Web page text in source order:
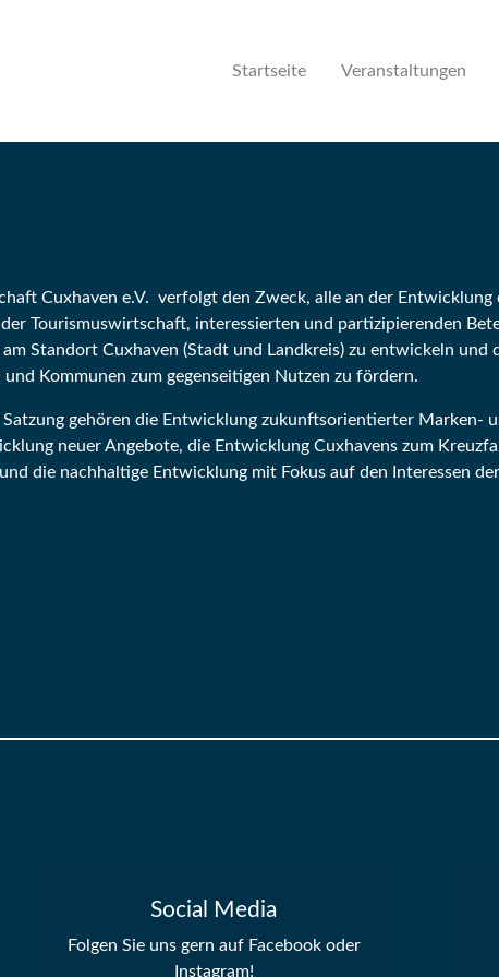
Startseite Veranstaltungen
Cuxhaven e.V. verfolgt den Zweck, alle an der Entwicklung
Tourismuswirtschaft, interessierten und partizipierenden
Standort Cuxhaven (Stadt und Landkreis) zu entwickeln und
Kommunen zum gegenseitigen Nutzen zu fördern.
Satzung gehören die Entwicklung zukunftsorientierter Marken-
neuer Angebote, die Entwicklung Cuxhavens zum
die nachhaltige Entwicklung mit Fokus auf den Interessen
Social Media
Folgen Sie uns gern auf Facebook oder
Instagram!